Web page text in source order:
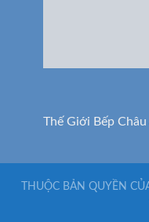
Thế Giới Bếp Châu
THUỘC BẢN QUYỀN